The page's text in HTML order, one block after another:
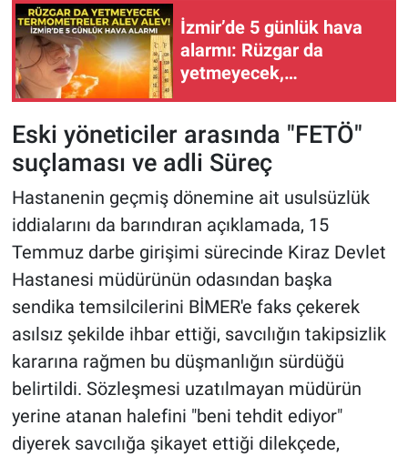
İzmir’de 5 günlük hava
alarmı: Rüzgar da
yetmeyecek,
(8-12 Ağustos 2026)
Eski yöneticiler arasında "FETÖ"
suçlaması ve adli Süreç
Hastanenin geçmiş dönemine ait usulsüzlük
iddialarını da barındıran açıklamada, 15
Temmuz darbe girişimi sürecinde Kiraz Devlet
Hastanesi müdürünün odasından başka
sendika temsilcilerini BİMER'e faks çekerek
asılsız şekilde ihbar ettiği, savcılığın takipsizlik
kararına rağmen bu düşmanlığın sürdüğü
belirtildi. Sözleşmesi uzatılmayan müdürün
yerine atanan halefini "beni tehdit ediyor"
diyerek savcılığa şikayet ettiği dilekçede,